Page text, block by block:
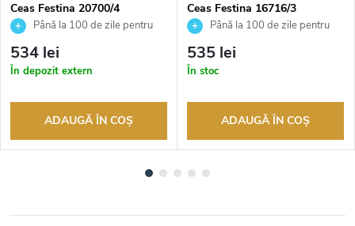
Ceas Festina 20700/4
Până la 100 de zile pentru
returnarea bunurilor. Vânzător
autorizat
534 lei
În depozit extern
ADAUGĂ ÎN COŞ
Ceas Festina 16716/3
Până la 100 de zile pentru
returnarea bunurilor. Vânzător
autorizat
535 lei
În stoc
ADAUGĂ ÎN COŞ